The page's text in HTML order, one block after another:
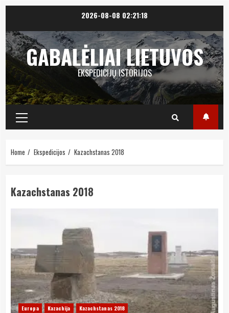
content
2026-08-08 02:21:19
GABALĖLIAI LIETUVOS
EKSPEDICIJŲ ISTORIJOS
Primary
Menu
Home Ekspedicijos Kazachstanas 2018
Kazachstanas 2018
Europa Kazachija Kazachstanas 2018